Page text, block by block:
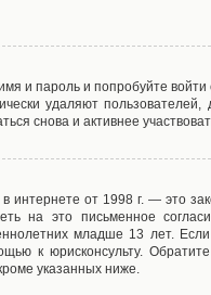
и пароль и попробуйте
удаляют
снова и активнее
интернете от 1998 г. — это
на это письменное
младше 13 лет.
к юрисконсульту.
указанных ниже.